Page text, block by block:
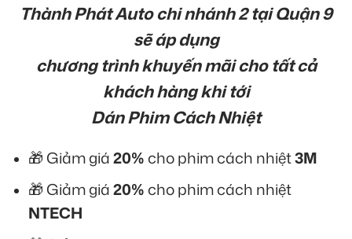
Thành Phát Auto chi nhánh 2 tại Quận 9
sẽ áp dụng
chương trình khuyến mãi cho tất cả
khách hàng khi tới
Dán Phim Cách Nhiệt
🎁 Giảm giá20%cho phim cách nhiệt3M
🎁 Giảm giá20%cho phim cách nhiệt
NTECH